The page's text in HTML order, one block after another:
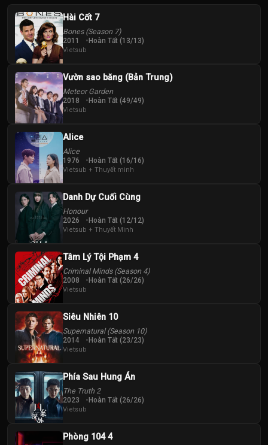
Hài Cốt 7
Bones (Season 7)
2011 Hoàn Tất (13/13)
Vietsub
Vườn sao băng (Bản Trung)
Meteor Garden
2018 Hoàn Tất (49/49)
Vietsub
Alice
Alice
1976 Hoàn Tất (16/16)
Vietsub + Thuyết minh
Danh Dự Cuối Cùng
Honour
2026 Hoàn Tất (12/12)
Vietsub + Thuyết Minh
Tâm Lý Tội Phạm 4
Criminal Minds (Season 4)
2008 Hoàn Tất (26/26)
Vietsub
Siêu Nhiên 10
Supernatural (Season 10)
2014 Hoàn Tất (23/23)
Vietsub
Phía Sau Hung Án
The Truth 2
2023 Hoàn Tất (26/26)
Vietsub
Phòng 104 4